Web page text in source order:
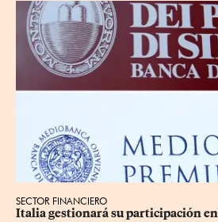
SECTOR FINANCIERO
Italia gestionará su participación